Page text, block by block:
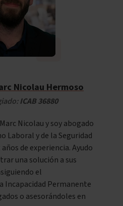
Nicolau Hermoso
ICAB 36880
Nicolau y soy abogado
Laboral y de la Seguridad
de experiencia. Ayudo
una solución a sus
el
Incapacidad Permanente
o asesorándoles en